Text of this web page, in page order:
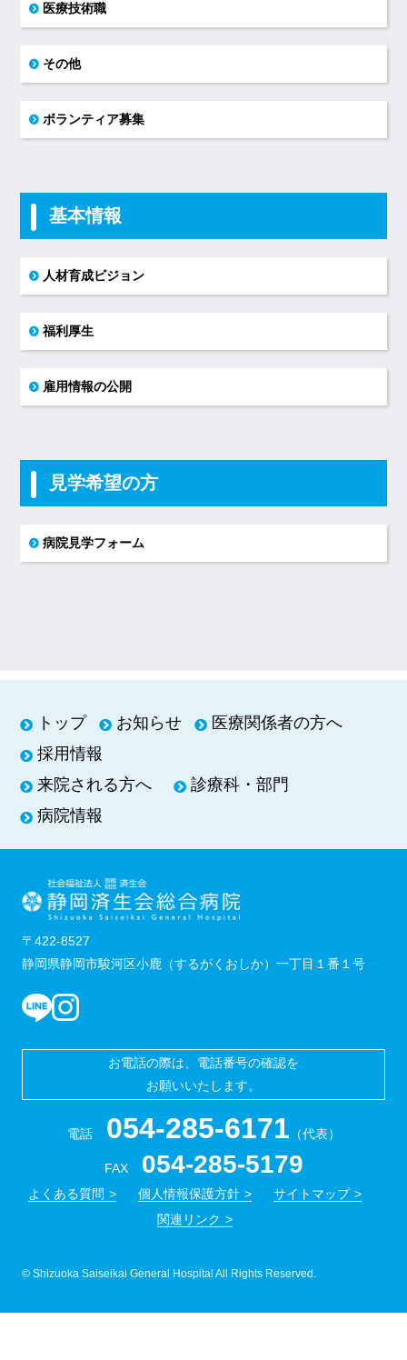
医療技術職
その他
ボランティア募集
基本情報
人材育成ビジョン
福利厚生
雇用情報の公開
見学希望の方
病院見学フォーム
トップ お知らせ
医療関係者の方へ
採用情報
来院される方へ
診療科・部門
病院情報
〒422-8527
静岡県静岡市駿河区小鹿（するがくおしか）一丁目１番１号
お電話の際は、電話番号の確認を
お願いいたします。
電話 054-285-6171 （代表）
FAX 054-285-5179
よくある質問 個人情報保護方針
サイトマップ
関連リンク
© Shizuoka Saiseikai General Hospital All Rights Reserved.